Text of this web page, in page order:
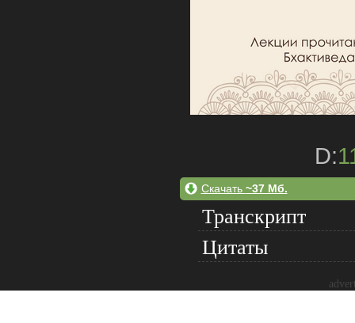
D:
Скачать ~37 Мб.
Транскрипт
Цитаты